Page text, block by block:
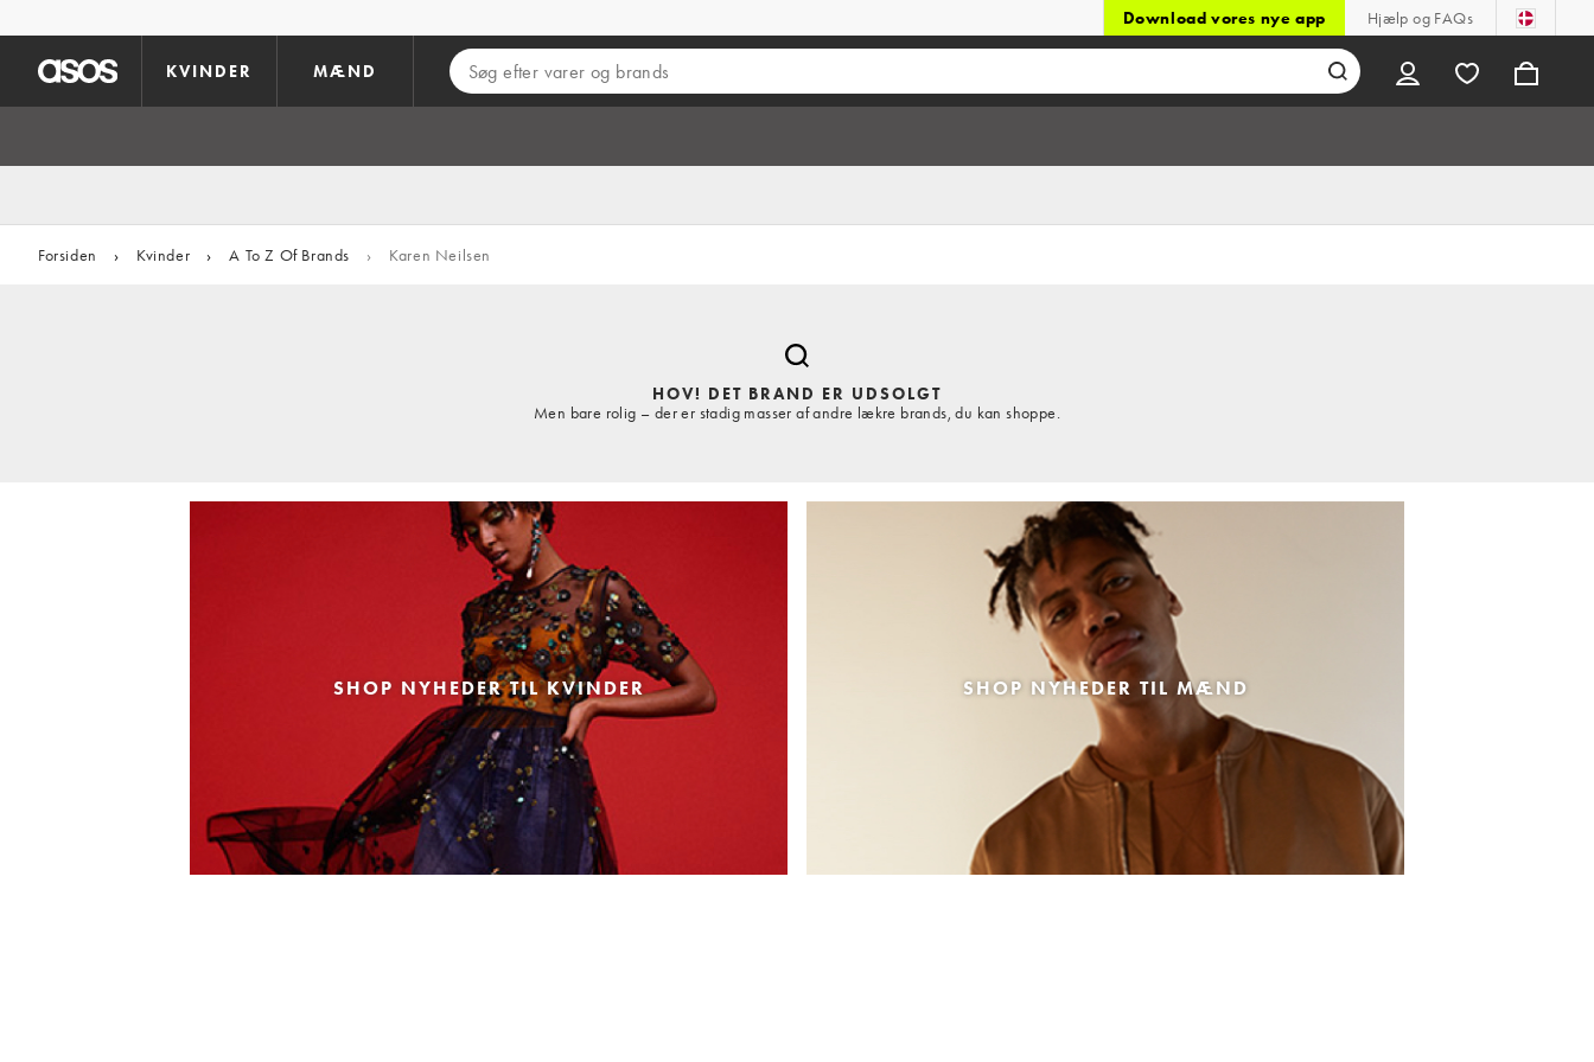
Download vores nye app Hjælp og FAQs
KVINDER MÆND
Forsiden › Kvinder › A To Z Of Brands › Karen Neilsen
HOV! DET BRAND ER UDSOLGT
Men bare rolig – der er stadig masser af andre lækre brands, du kan shoppe.
SHOP NYHEDER TIL KVINDER SHOP NYHEDER TIL MÆND